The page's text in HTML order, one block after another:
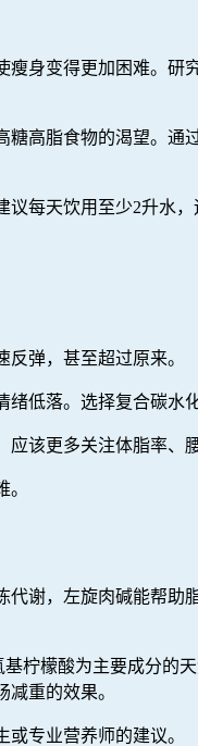
身变得更加困难。研
高脂食物的渴望。通
每天饮用至少2升水，
弹，甚至超过原来。
低落。选择复合碳水
该更多关注体脂率、
谢，左旋肉碱能帮助
柠檬酸为主要成分的
重的效果。
专业营养师的建议。